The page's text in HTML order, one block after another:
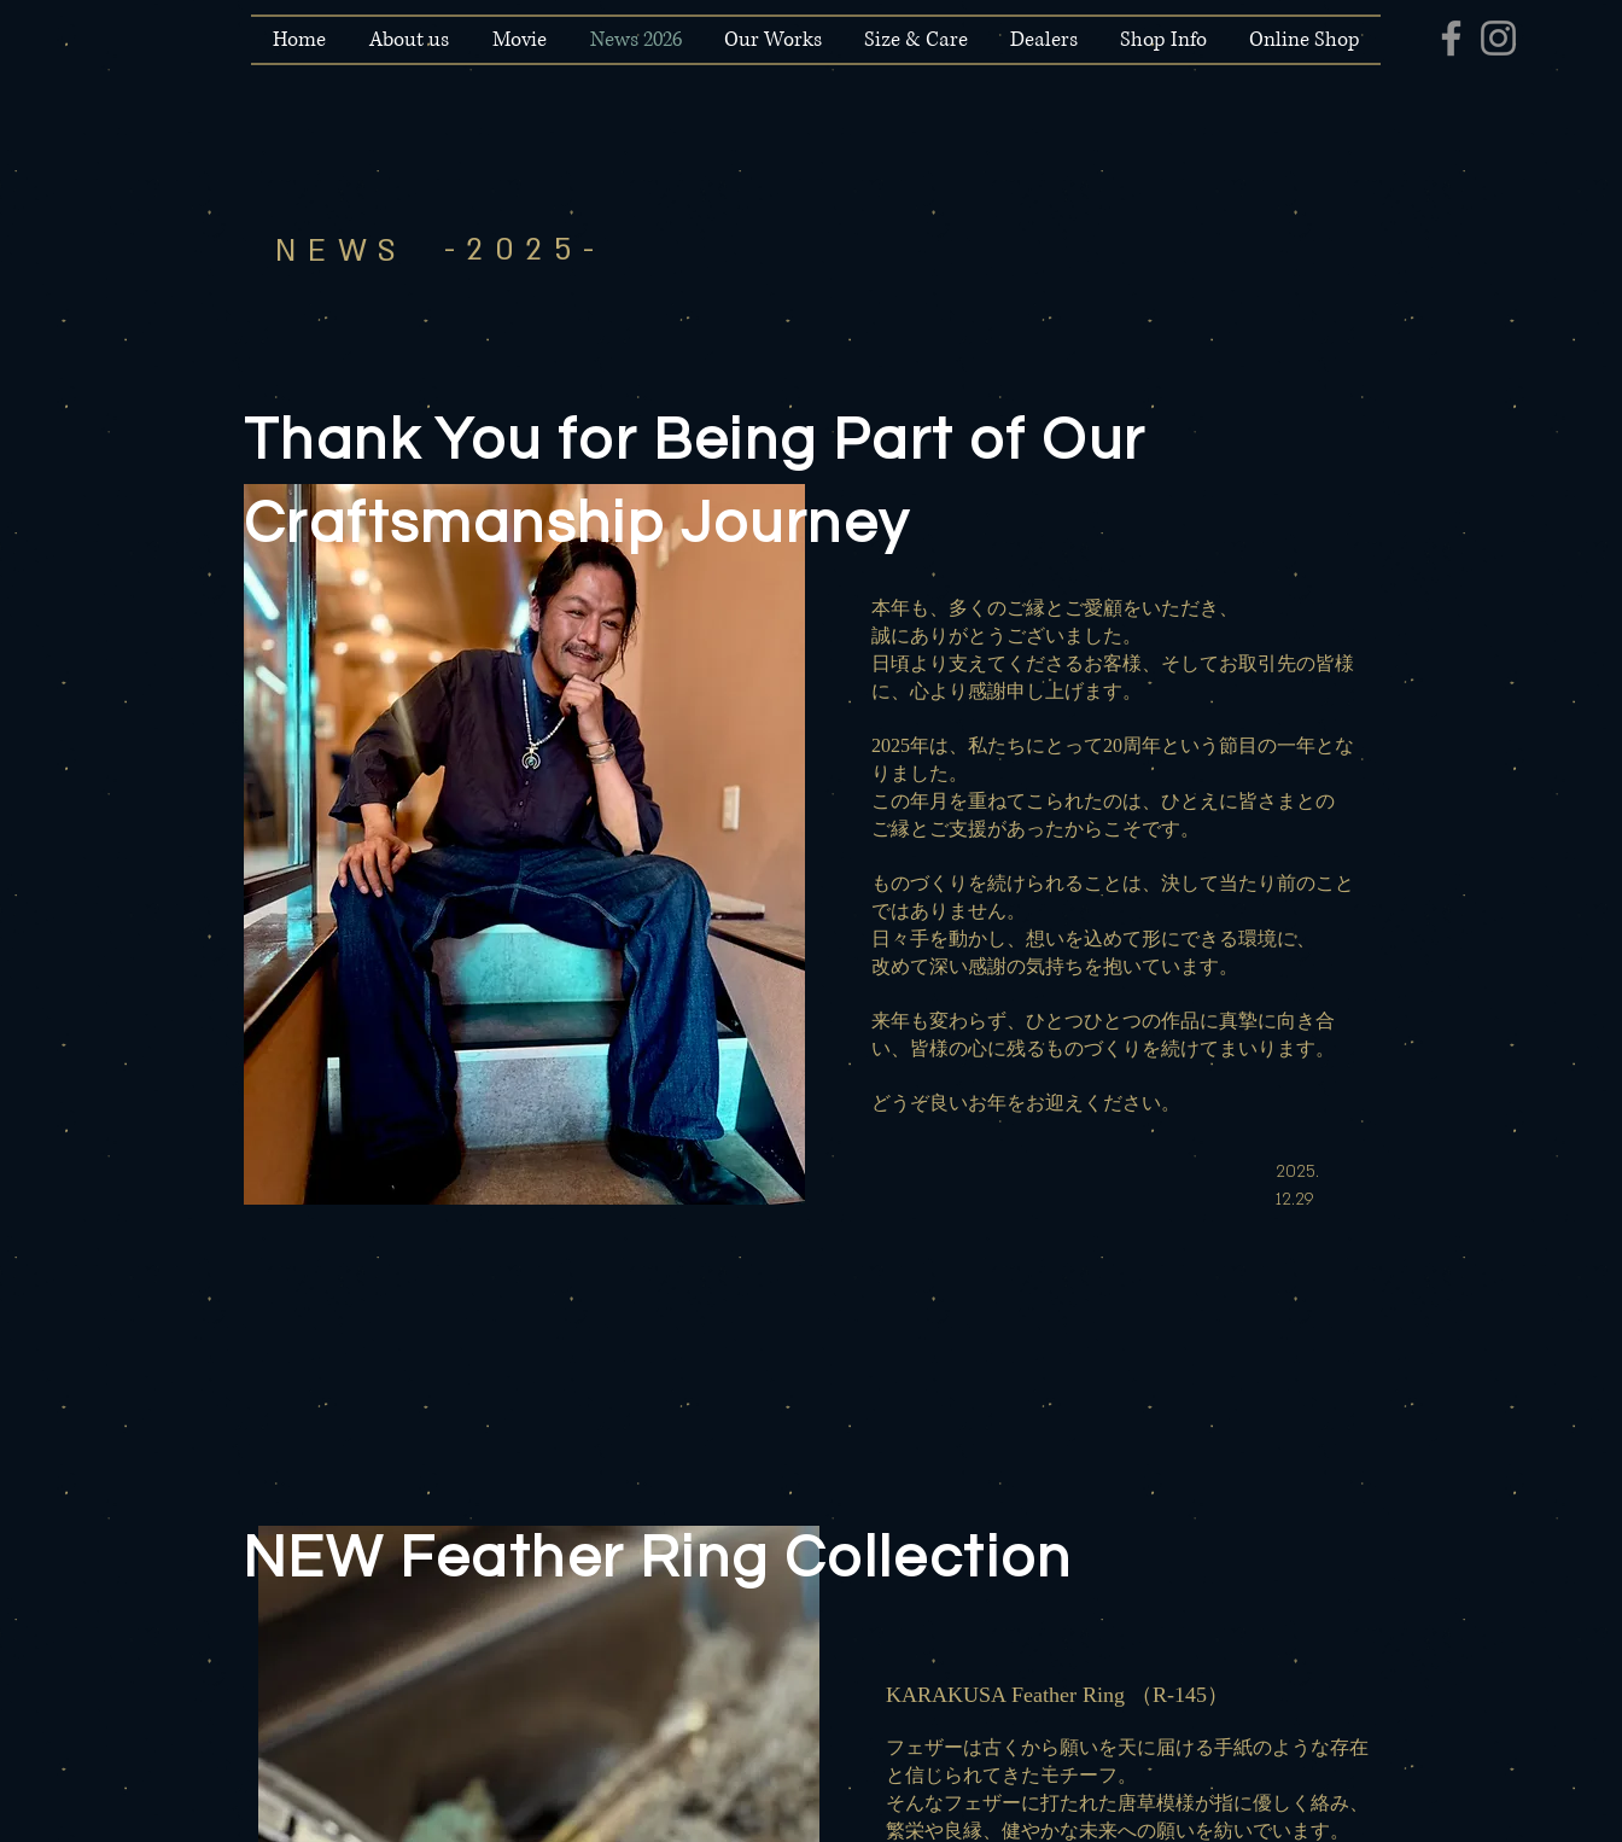
Home About us Movie News 2026 Our Works Size & Care Dealers Shop Info Online Shop
NEWS -2025-
Thank You for Being Part of Our
Craftsmanship Journey
本年も、多くのご縁とご愛顧をいただき、
誠にありがとうございました。
日頃より支えてくださるお客様、そしてお取引先の皆様
に、心より感謝申し上げます。
2025年は、私たちにとって20周年という節目の一年とな
りました。
この年月を重ねてこられたのは、ひとえに皆さまとの
ご縁とご支援があったからこそです。
ものづくりを続けられることは、決して当たり前のこと
ではありません。
日々手を動かし、想いを込めて形にできる環境に、
改めて深い感謝の気持ちを抱いています。
来年も変わらず、ひとつひとつの作品に真摯に向き合
い、 皆様の心に残るものづくりを続けてまいります。
どうぞ良いお年をお迎えください。
2025.
12.29
NEW Feather Ring Collection
KARAKUSA Feather Ring （R-145）
フェザーは古くから願いを天に届ける手紙のような存在
と信じられてきたモチーフ。
そんなフェザーに打たれた唐草模様が指に優しく絡み、
繁栄や良縁、健やかな未来への願いを紡いでいます。